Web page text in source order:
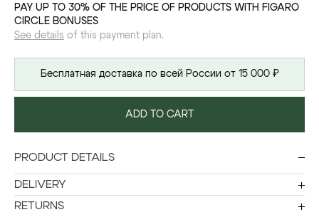
PAY UP TO 30% OF THE PRICE OF PRODUCTS WITH FIGARO
CIRCLE BONUSES
See details of this payment plan.
Бесплатная доставка по всей России от 15 000 ₽
ADD TO CART
PRODUCT DETAILS
DELIVERY
RETURNS